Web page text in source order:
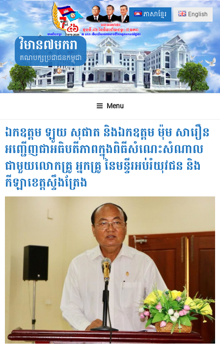
Skip
to
content
ភាសាខ្មែរ English
វិមាន៧មករា
គណបក្សប្រជាជនកម្ពុជា
Menu
ឯកឧត្តម ឡូយ សុផាត និងឯកឧត្តម ម៉ុម សារឿន
អញ្ជើញជាអធិបតីភាពក្នុងពិធីសំណេះសំណាល
ជាមួយលោកគ្រូ អ្នកគ្រូ នៃមន្ទីរអប់រំយុវជន និង
កីឡាខេត្តស្ទឹងត្រែង